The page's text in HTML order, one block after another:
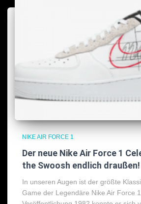
NIKE AIR FORCE 1
Der neue Nike Air Force 1
the Swoosh endlich draußen!
In unseren Augen ist der größte
Game der Legendäre Nike Air Force